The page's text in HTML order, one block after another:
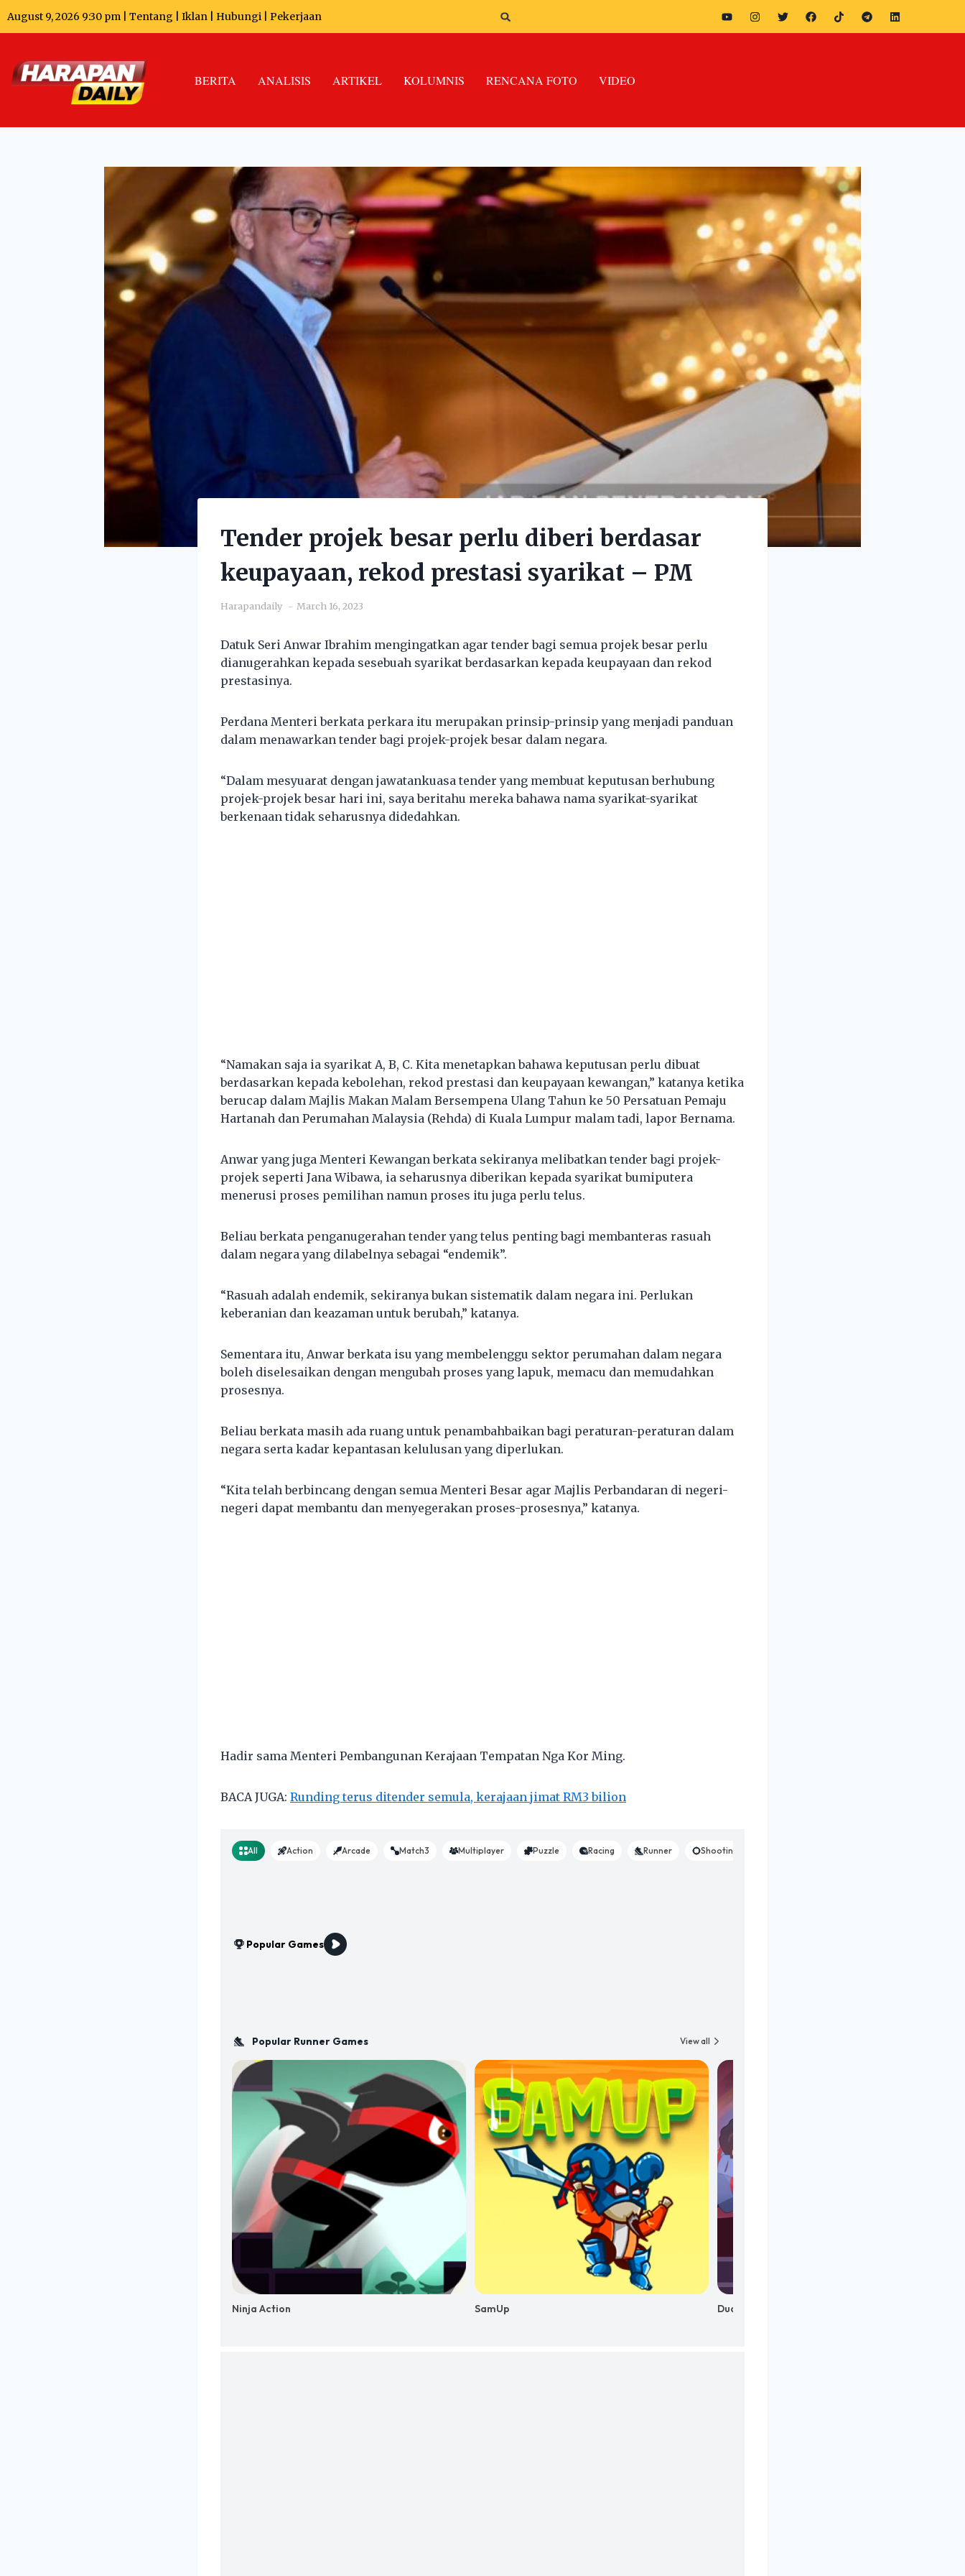
August 9, 2026 9:30 pm | Tentang Iklan Hubungi Pekerjaan
BERITA ANALISIS ARTIKEL KOLUMNIS RENCANA FOTO VIDEO
Tender projek besar perlu diberi berdasar
keupayaan, rekod prestasi syarikat – PM
Harapandaily March 16, 2023
Datuk Seri Anwar Ibrahim mengingatkan agar tender bagi semua projek besar perlu
dianugerahkan kepada sesebuah syarikat berdasarkan kepada keupayaan dan rekod
prestasinya.
Perdana Menteri berkata perkara itu merupakan prinsip-prinsip yang menjadi panduan
dalam menawarkan tender bagi projek-projek besar dalam negara.
“Dalam mesyuarat dengan jawatankuasa tender yang membuat keputusan berhubung
projek-projek besar hari ini, saya beritahu mereka bahawa nama syarikat-syarikat
berkenaan tidak seharusnya didedahkan.
“Namakan saja ia syarikat A, B, C. Kita menetapkan bahawa keputusan perlu dibuat
berdasarkan kepada kebolehan, rekod prestasi dan keupayaan kewangan,” katanya ketika
berucap dalam Majlis Makan Malam Bersempena Ulang Tahun ke 50 Persatuan Pemaju
Hartanah dan Perumahan Malaysia (Rehda) di Kuala Lumpur malam tadi, lapor Bernama.
Anwar yang juga Menteri Kewangan berkata sekiranya melibatkan tender bagi projek-
projek seperti Jana Wibawa, ia seharusnya diberikan kepada syarikat bumiputera
menerusi proses pemilihan namun proses itu juga perlu telus.
Beliau berkata penganugerahan tender yang telus penting bagi membanteras rasuah
dalam negara yang dilabelnya sebagai “endemik”.
“Rasuah adalah endemik, sekiranya bukan sistematik dalam negara ini. Perlukan
keberanian dan keazaman untuk berubah,” katanya.
Sementara itu, Anwar berkata isu yang membelenggu sektor perumahan dalam negara
boleh diselesaikan dengan mengubah proses yang lapuk, memacu dan memudahkan
prosesnya.
Beliau berkata masih ada ruang untuk penambahbaikan bagi peraturan-peraturan dalam
negara serta kadar kepantasan kelulusan yang diperlukan.
“Kita telah berbincang dengan semua Menteri Besar agar Majlis Perbandaran di negeri-
negeri dapat membantu dan menyegerakan proses-prosesnya,” katanya.
Hadir sama Menteri Pembangunan Kerajaan Tempatan Nga Kor Ming.
BACA JUGA: Runding terus ditender semula, kerajaan jimat RM3 bilion